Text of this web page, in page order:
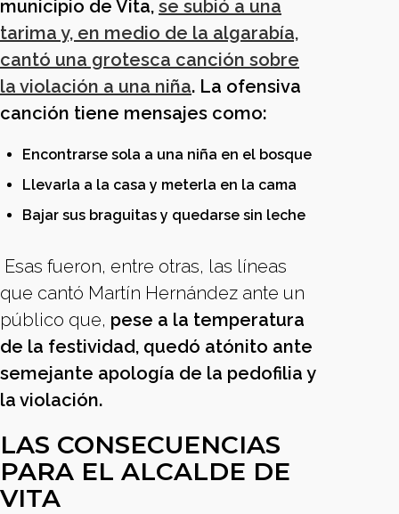
municipio de Vita, se subió a una
tarima y, en medio de la algarabía,
cantó una grotesca canción sobre
la violación a una niña. La ofensiva
canción tiene mensajes como:
Encontrarse sola a una niña en el bosque
Llevarla a la casa y meterla en la cama
Bajar sus braguitas y quedarse sin leche
Esas fueron, entre otras, las líneas
que cantó Martín Hernández ante un
público que, pese a la temperatura
de la festividad, quedó atónito ante
semejante apología de la pedofilia y
la violación.
LAS CONSECUENCIAS
PARA EL ALCALDE DE
VITA